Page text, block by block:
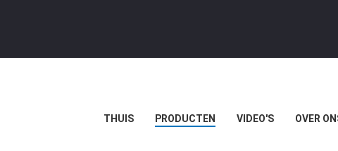
THUIS PRODUCTEN VIDEO'S OVER